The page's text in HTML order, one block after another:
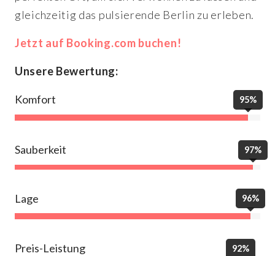
gleichzeitig das pulsierende Berlin zu erleben.
Jetzt auf Booking.com buchen!
Unsere Bewertung:
Komfort 95%
Sauberkeit 97%
Lage 96%
Preis-Leistung 92%